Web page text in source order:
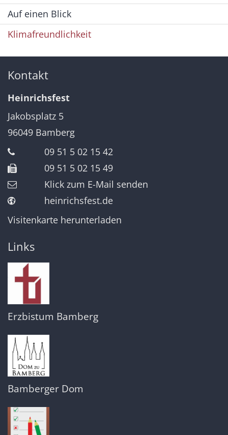
Auf einen Blick
Klimafreundlichkeit
Kontakt
Heinrichsfest
Jakobsplatz 5
96049 Bamberg
09 51 5 02 15 42
09 51 5 02 15 49
Klick zum E-Mail senden
heinrichsfest.de
Visitenkarte herunterladen
Links
Erzbistum Bamberg
Bamberger Dom